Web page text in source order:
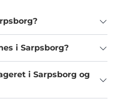
i Sarpsborg?
i Sarpsborg og